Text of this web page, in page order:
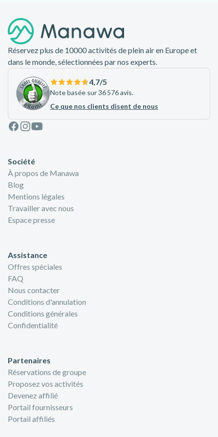
Réservez plus de 10000 activités de plein air en Europe et
dans le monde, sélectionnées par nos experts.
4,7/5
Note basée sur 36 576 avis.
Ce que nos clients disent de nous
Facebook
Instagram
Youtube
Société
À propos de Manawa
Blog
Mentions légales
Travailler avec nous
Espace presse
Assistance
Offres spéciales
FAQ
Nous contacter
Conditions d'annulation
Conditions générales
Confidentialité
Partenaires
Réservations de groupe
Proposez vos activités
Devenez affilié
Portail fournisseurs
Portail affiliés